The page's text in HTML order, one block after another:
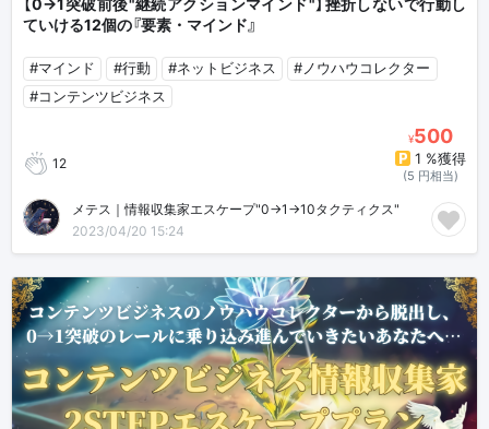
【0→1突破前後"継続アクションマインド"】挫折しないで行動し
ていける12個の『要素・マインド』
#マインド #行動 #ネットビジネス
#ノウハウコレクター
#コンテンツビジネス
12
¥500
1 %獲得
(5 円相当)
メテス｜情報収集家エスケープ"0→1→10タクティクス"
2023/04/20 15:24